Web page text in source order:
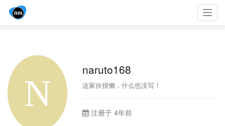
naruto168
这家伙很懒，什么也没写！
注册于 4年前